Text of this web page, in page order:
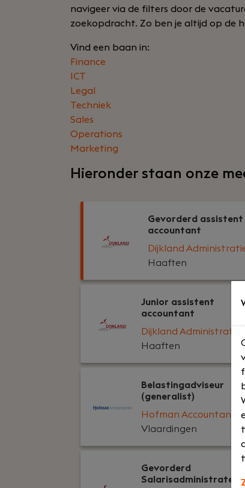
navigeer via de filters door de
zoekopdracht. Zo ben je altijd op de
Vind een baan in:
Finance
ICT
Legal
Techniek
Sales
Operations
Marketing
Hieronder staan onze
Gevorderd assistent
accountant
Dijkland
Haaften
Junior assistent
accountant
Dijkland Administratie
Haaften
Belastingadviseur
(generalist)
Hofman Accountants
Vlaardingen
Gevorderd
Salarisadministrateur